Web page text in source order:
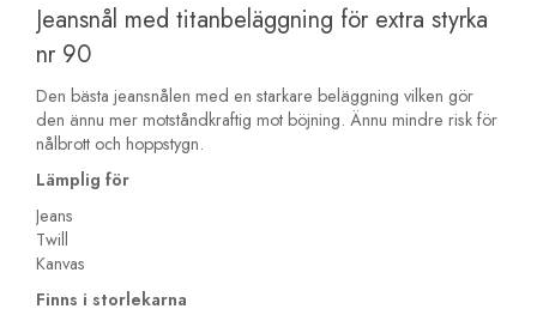
Jeansnål med titanbeläggning för extra styrka
nr 90
Den bästa jeansnålen med en starkare beläggning vilken gör
den ännu mer motståndkraftig mot böjning. Ännu mindre risk för
nålbrott och hoppstygn.
Lämplig för
Jeans
Twill
Kanvas
Finns i storlekarna